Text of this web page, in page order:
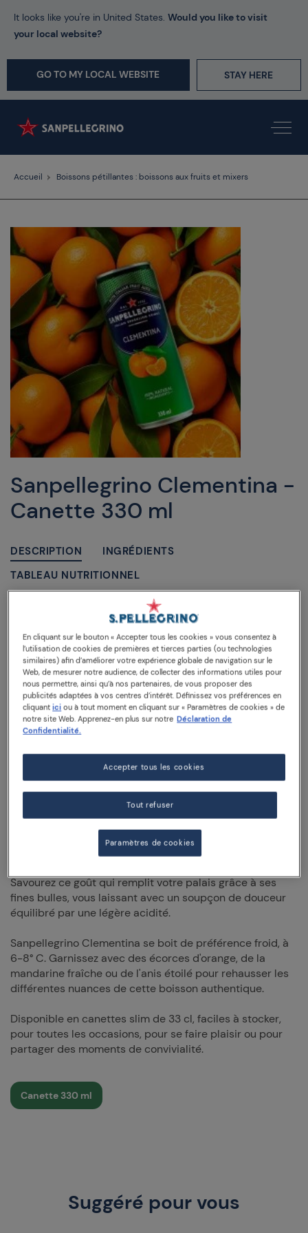
It looks like you're in United States. Would you like to visit
your local website?
GO TO MY LOCAL WEBSITE STAY HERE
Accueil Boissons pétillantes : boissons aux fruits et mixers
Sanpellegrino Clementina -
Canette 330 ml
DESCRIPTION
INGRÉDIENTS
TABLEAU NUTRITIONNEL
Sanpellegrino Clementina est une boisson aux agrumes
délicatement sucrée et parfumée, au goût incomparable
de clémentines de qualité, qui égayera vos moments à la
manière italienne. Préparée avec des ingrédients
d’origine naturelle, cette boisson haut de gamme offre un
mélange authentique d'agrumes cueillis à point, juteux
et frais, mûris sous le soleil de la Méditerranée.
D'un jaune agréable aux nuances vertes, avec un
Clementina est exactement le souvenir que vous avez de
votre clémentine la plus vibrante et de son éclat de
zeste libéré dans l'air chaud par sa peau d'orange
Prenez une gorgée et soyez instantanément charmé par
son goût doux et sucré enrichi d’une saveur pleine
Savourez ce goût qui remplit votre palais grâce à ses
fines bulles, vous laissant avec un soupçon de douceur
équilibré par une légère acidité.
Sanpellegrino Clementina se boit de préférence froid, à
6-8° C. Garnissez avec des écorces d'orange, de la
mandarine fraîche ou de l'anis étoilé pour rehausser les
différentes nuances de cette boisson authentique.
Disponible en canettes slim de 33 cl, faciles à stocker,
pour toutes les occasions, pour se faire plaisir ou pour
partager des moments de convivialité.
Canette 330 ml
Suggéré pour vous
En cliquant sur le bouton « Accepter tous les cookies » vous consentez à
l’utilisation de cookies de premières et tierces parties (ou technologies
similaires) afin d’améliorer votre expérience globale de navigation sur le
Web, de mesurer notre audience, de collecter des informations utiles pour
nous permettre, ainsi qu’à nos partenaires, de vous proposer des
publicités adaptées à vos centres d’intérêt. Définissez vos préférences en
cliquantici ou à tout moment en cliquant sur « Paramètres de cookies » de
notre site Web. Apprenez-en plus sur notre Déclaration de
Confidentialité.
Tout refuser
Accepter tous les cookies
Paramètres de cookies